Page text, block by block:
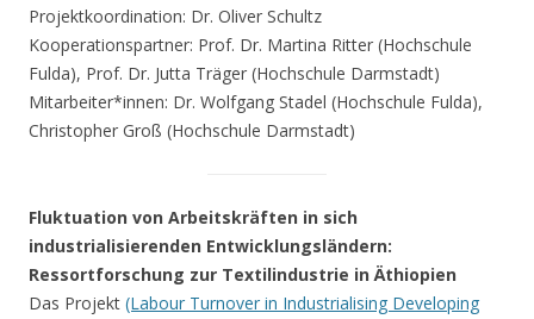
Projektkoordination: Dr. Oliver Schultz
Kooperationspartner: Prof. Dr. Martina Ritter (Hochschule
Fulda), Prof. Dr. Jutta Träger (Hochschule Darmstadt)
Mitarbeiter*innen: Dr. Wolfgang Stadel (Hochschule Fulda),
Christopher Groß (Hochschule Darmstadt)
Fluktuation von Arbeitskräften in sich
industrialisierenden Entwicklungsländern:
Ressortforschung zur Textilindustrie in Äthiopien
Das Projekt (Labour Turnover in Industrialising Developing